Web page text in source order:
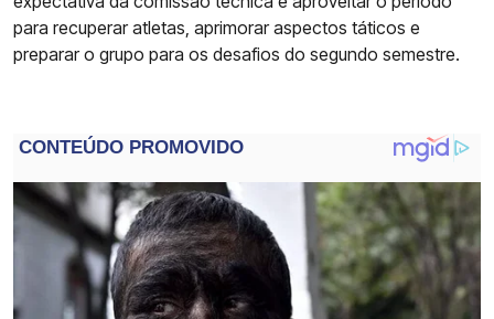
para recuperar atletas, aprimorar aspectos táticos e
preparar o grupo para os desafios do segundo semestre.